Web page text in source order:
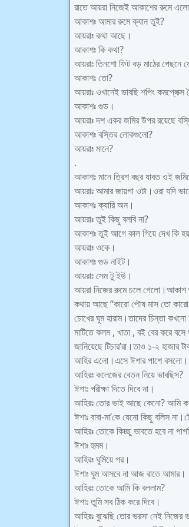
রাতে আয়রা নিজেই আকাশের রুমে
আকাশঃ আমার রুমে ক্যান তুই?
আয়রাঃ কথা আছে।
আকাশঃ কি কথা?
আয়রাঃ তিনশো ফিট বড় মাঠের পেছনে
আকাশঃ তো?
আয়রাঃ ওখানেই ভাবছি শপিং কমপ্লেক্স
আকাশঃ গুড।
আয়রাঃ দশ একর জমির উপর রয়েছে
আকাশঃ বস্তির লোকগুলো?
আয়রাঃ মানে?
.
আকাশঃ মানে ত্রিশ বছর যাবত ওই
আয়রাঃ আমার জায়গা ওটা।ওরা যদি
আকাশঃ ক্যারি অন।
আয়রাঃ তুই কিছু বলবি না?
আকাশঃ তুই আগে কাল গিয়ে দেখ কি
আয়রাঃ ওকে।
আকাশঃ‌ গুড নাইট।
আয়রাঃ সেম টু ইউ।
আয়রা নিজের রুমে চলে
কথায় আছে “কারো পৌষ মাস তো কারো
চোখের ঘুম হারাম।তাদের চিন্তা
মাটিতে কলম , খাতা , বই বের করে
জানিয়েছে টিচার’রা।তাও ১-২
আহির এলো।এসে ঈশার পাশে বসলো।
আহিরঃ কলেজের বেতন নিয়ে ভাবছিস?
ঈশাঃ পরীক্ষা দিতে দিবে না।
আহিরঃ তোর ভাই আছে কেনো? আমি
ঈশাঃ বাবা-মা’কে যেনো কিছু বলিস
আহিরঃ তোকে কিচ্ছু ভাবতে হবে না
ঈশাঃ হুমম।
আহিরঃ ঘুমিয়ে পর।
ঈশাঃ ঘুম আসবে না আজ রাতে আমার।
আহিরঃ তোকে আমি কি বললাম?
ঈশাঃ তুমি সব ঠিক করে দিবে।
আহিরঃ বুঝেছি তোর ভরসা নেই নিজের